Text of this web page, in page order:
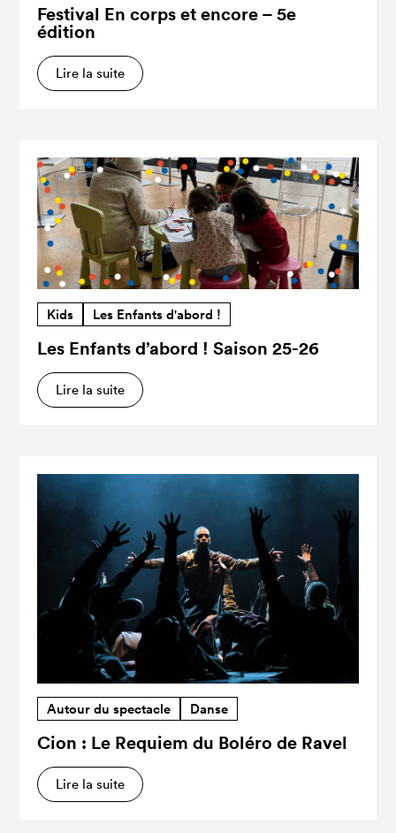
Festival En corps et encore – 5e
édition
Lire la suite
Kids Les Enfants d'abord !
Les Enfants d’abord ! Saison 25-26
Lire la suite
Autour du spectacle Danse
Cion : Le Requiem du Boléro de Ravel
Lire la suite